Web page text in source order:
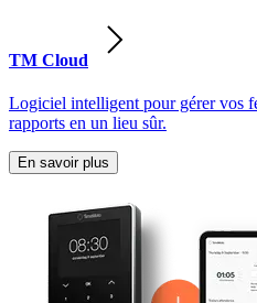
TM Cloud
Logiciel intelligent pour gérer vos
rapports en un lieu sûr.
En savoir plus